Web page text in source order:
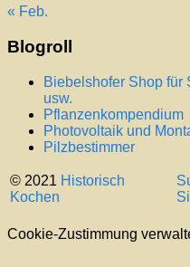
« Feb.
Blogroll
Biebelshofer Shop für
usw.
Pflanzenkompendium
Photovoltaik und
Pilzbestimmer
© 2021 Historisch
Kochen
Cookie-Zustimmung